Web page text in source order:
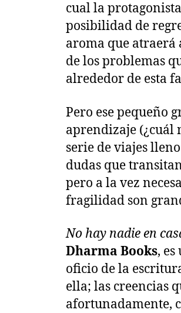
cual la
posibilidad de
aroma que atraerá
de los problemas
alrededor de esta
Pero ese pequeño
aprendizaje (¿cuál
serie de viajes
dudas que
pero a la vez
fragilidad son
No hay nadie en
Dharma Books,
oficio de la
ella; las creencias
afortunadamente,